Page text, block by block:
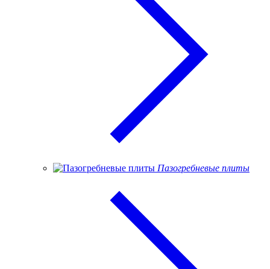
Пазогребневые плиты